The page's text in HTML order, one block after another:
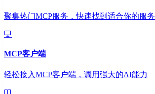
聚集热门MCP服务，快速找到适合你的服务
MCP客户端
轻松接入MCP客户端，调用强大的AI能力